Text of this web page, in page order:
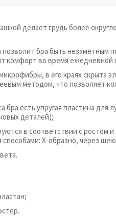
делает грудь более
бра быть незаметным
комфорт во время ежедневной
в его краях скрыта
методом, что позволяет
бра есть упругая пластина для
деталей);
в соответствии с ростом и
способами: Х-образно, через